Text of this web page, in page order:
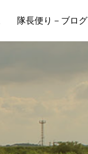
隊長便り－ブログ